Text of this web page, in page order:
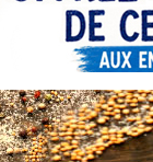
Il reste 49
2 personnes
6 personnes
4
2